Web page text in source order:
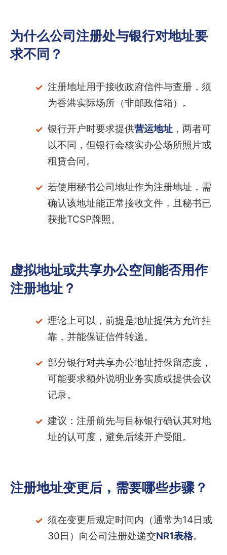
为什么公司注册处与银行对地址要
求不同？
注册地址用于接收政府信件与查册，须
为香港实际场所（非邮政信箱）。
银行开户时要求提供营运地址，两者可
以不同，但银行会核实办公场所照片或
租赁合同。
若使用秘书公司地址作为注册地址，需
确认该地址能正常接收文件，且秘书已
获批TCSP牌照。
虚拟地址或共享办公空间能否用作
注册地址？
理论上可以，前提是地址提供方允许挂
靠，并能保证信件转递。
部分银行对共享办公地址持保留态度，
可能要求额外说明业务实质或提供会议
记录。
建议：注册前先与目标银行确认其对地
址的认可度，避免后续开户受阻。
注册地址变更后，需要哪些步骤？
须在变更后规定时间内（通常为14日或
30日）向公司注册处递交NR1表格。